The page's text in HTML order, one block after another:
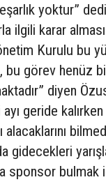
yoktur”
ilgili karar
Kurulu bu
bu görev henüz
diyen
geride
alacaklarını
gidecekleri
sponsor bulmak